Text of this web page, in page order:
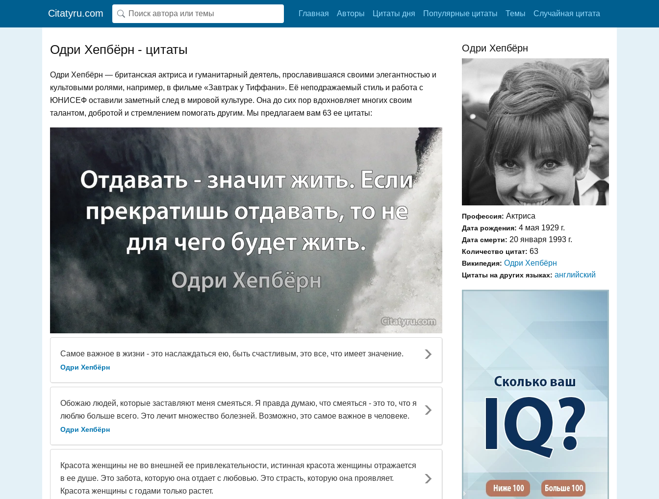
Citatyru.com Главная Авторы Цитаты дня Популярные цитаты Темы Случайная цитата
Одри Хепбёрн - цитаты
Одри Хепбёрн — британская актриса и гуманитарный деятель, прославившаяся своими элегантностью и
культовыми ролями, например, в фильме «Завтрак у Тиффани». Её неподражаемый стиль и работа с
ЮНИСЕФ оставили заметный след в мировой культуре. Она до сих пор вдохновляет многих своим
талантом, добротой и стремлением помогать другим. Мы предлагаем вам 63 ее цитаты:
Самое важное в жизни - это наслаждаться ею, быть счастливым, это все, что имеет значение.
Одри Хепбёрн
Обожаю людей, которые заставляют меня смеяться. Я правда думаю, что смеяться - это то, что я
люблю больше всего. Это лечит множество болезней. Возможно, это самое важное в человеке.
Одри Хепбёрн
Красота женщины не во внешней ее привлекательности, истинная красота женщины отражается
в ее душе. Это забота, которую она отдает с любовью. Это страсть, которую она проявляет.
Красота женщины с годами только растет.
Одри Хепбёрн
Профессия: Актриса
Дата рождения: 4 мая 1929 г.
Дата смерти: 20 января 1993 г.
Количество цитат: 63
Википедия: Одри Хепбёрн
Цитаты на других языках: английский